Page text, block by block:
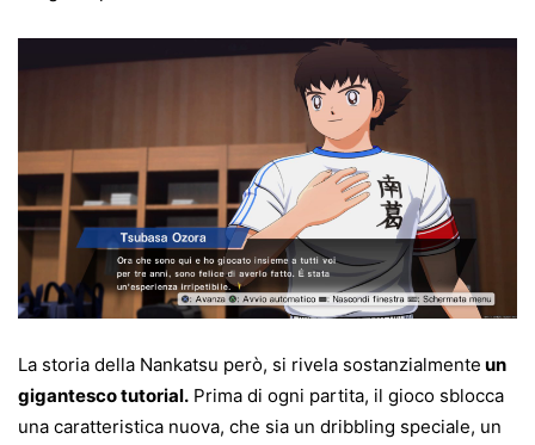
La storia della Nankatsu però, si rivela sostanzialmente un
gigantesco tutorial. Prima di ogni partita, il gioco sblocca
una caratteristica nuova, che sia un dribbling speciale, un